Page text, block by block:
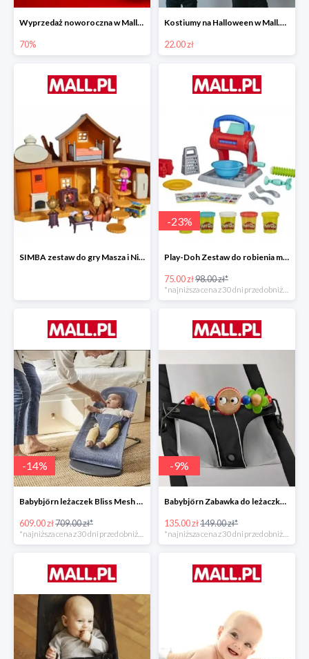
Wyprzedaż noworoczna w Mall.pl do -70%
70%
Kostiumy na Halloween w Mall.pl od 22 zł
22.00 zł
SIMBA zestaw do gry Masza i Niedźwiedź - Duży dom Maszy -15%
-23%
Play-Doh Zestaw do robienia makaronów -23%
75.00 zł98.00 zł*
-14%
Babybjörn leżaczek Bliss Mesh State Blue
609.00 zł709.00 zł*
*najniższa cena z 30 dni przed obniżką
-9%
Babybjörn Zabawka do leżaczka Balance
135.00 zł149.00 zł*
*najniższa cena z 30 dni przed obniżką